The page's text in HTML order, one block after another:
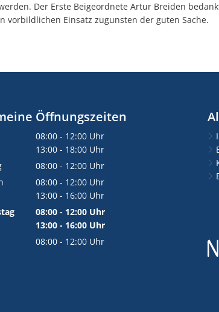
Der Erste Beigeordnete Artur Breiden
vorbildlichen Einsatz zugunsten der guten Sache.
Öffnungszeiten
08:00 - 12:00 Uhr
Von 08:00 bis 12:00 Uhr
13:00 - 18:00 Uhr
Von 13:00 bis 18:00 Uhr
08:00 - 12:00 Uhr
Von 08:00 bis 12:00 Uhr
08:00 - 12:00 Uhr
Von 08:00 bis 12:00 Uhr
13:00 - 16:00 Uhr
Von 13:00 bis 16:00 Uhr
08:00 - 12:00 Uhr
Von 08:00 bis 12:00 Uhr
13:00 - 16:00 Uhr
Von 13:00 bis 16:00 Uhr
08:00 - 12:00 Uhr